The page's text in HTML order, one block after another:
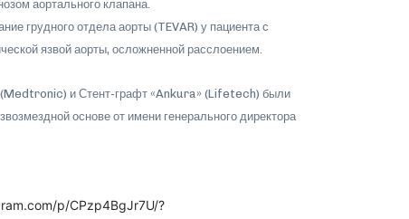
аортального клапана.
грудного отдела аорты (TEVAR) у пациента с
язвой аорты, осложненной расслоением.
(Medtronic) и Стент-графт «Ankura» (Lifetech) были
основе от имени генерального директора
p/CPzp4BgJr7U/?